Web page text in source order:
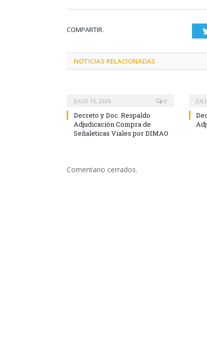
COMPARTIR.
NOTICIAS RELACIONADAS
JULIO 15, 2026 0
Decreto y Doc. Respaldo
Adjudicación Compra de
Señaleticas Viales por DIMAO
Comentario cerrados.